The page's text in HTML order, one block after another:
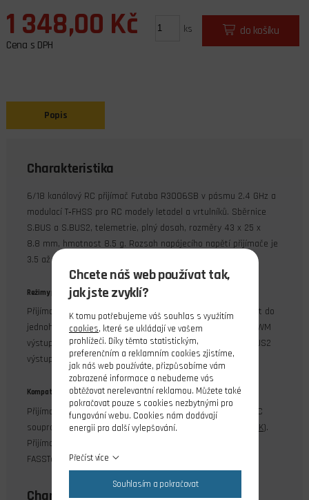
1 348,00 Kč
Cena s DPH
ks do košíku
Popis
Charakteristika
6/18 kanálový RC přijímač Futaba R3006SB v pásmu 2.4 GHz a
modulací T‑FHSS pro RC modely letadel a vrtulníků. Sběrnice
S.BUS a S.BUS2, telemetrie, plný dosah, rozměry 43 x 25 x
8.8 mm, hmotnost 8.5 g. Rozsah napájecího napětí přijímače je
3.5 až 8.4 V, délka antén je cca 15 cm.
Režimy přijímače
Přijímač Futaba R3006SB do RC modelů lze nakonfigurovat do
jednoho ze dvou režimů. V prvním režimu A je v 6. portu PWM
výstup 6. kanálu, v druhém režimu B je S.BUS výstup. S.BUS2
výstup je vždy aktivní na portu SB2/B
Kompatibilita
Přijímač je kompatibilní pouze s modelářskými leteckými RC
soupravami s modulací T-FHSS (např.Futaba 10J Futaba 6K).
Přijímač není kompatibilní s modulacemi Futaba FASST,
FASSTest, S-FHSS ani FHSS!
Charakteristika
Chcete náš web používat tak,
jak jste zvyklí?
K tomu potřebujeme váš souhlas s využitím
cookies, které se ukládají ve vašem
prohlížeči. Díky těmto statistickým,
preferenčním a reklamním cookies zjistíme,
jak náš web používáte, přizpůsobíme vám
zobrazené informace a nebudeme vás
obtěžovat nerelevantní reklamou. Můžete také
pokračovat pouze s cookies nezbytnými pro
fungování webu. Cookies nám dodávají
energii pro další vylepšování.
Přečíst více
Souhlasím a pokračovat